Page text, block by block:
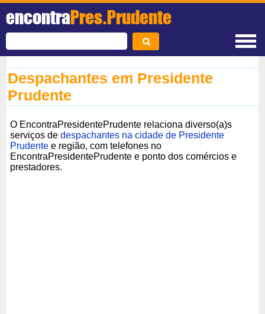
encontraPres.Prudente
Despachantes em Presidente
Prudente
O EncontraPresidentePrudente relaciona diverso(a)s
serviços dedespachantes na cidade de Presidente
Prudente e região, com telefones no
EncontraPresidentePrudente e ponto dos comércios e
prestadores.